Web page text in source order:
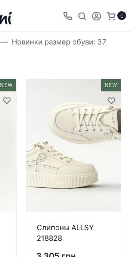
0
Новинки размер обуви: 37
NEW NEW
Слипоны ALLSY
218828